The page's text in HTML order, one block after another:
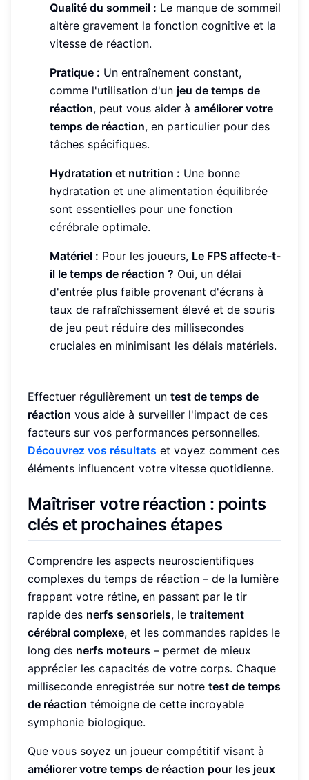
Qualité du sommeil : Le manque de sommeil
altère gravement la fonction cognitive et la
vitesse de réaction.
Pratique : Un entraînement constant,
comme l'utilisation d'un jeu de temps de
réaction, peut vous aider à améliorer votre
temps de réaction, en particulier pour des
tâches spécifiques.
Hydratation et nutrition : Une bonne
hydratation et une alimentation équilibrée
sont essentielles pour une fonction
cérébrale optimale.
Matériel : Pour les joueurs, Le FPS affecte-t-
il le temps de réaction ? Oui, un délai
d'entrée plus faible provenant d'écrans à
taux de rafraîchissement élevé et de souris
de jeu peut réduire des millisecondes
cruciales en minimisant les délais matériels.
Effectuer régulièrement un test de temps de
réaction vous aide à surveiller l'impact de ces
facteurs sur vos performances personnelles.
Découvrez vos résultats et voyez comment ces
éléments influencent votre vitesse quotidienne.
Maîtriser votre réaction : points
clés et prochaines étapes
Comprendre les aspects neuroscientifiques
complexes du temps de réaction – de la lumière
frappant votre rétine, en passant par le tir
rapide des nerfs sensoriels, le traitement
cérébral complexe, et les commandes rapides le
long des nerfs moteurs – permet de mieux
apprécier les capacités de votre corps. Chaque
milliseconde enregistrée sur notre test de temps
de réaction témoigne de cette incroyable
symphonie biologique.
Que vous soyez un joueur compétitif visant à
améliorer votre temps de réaction pour les jeux